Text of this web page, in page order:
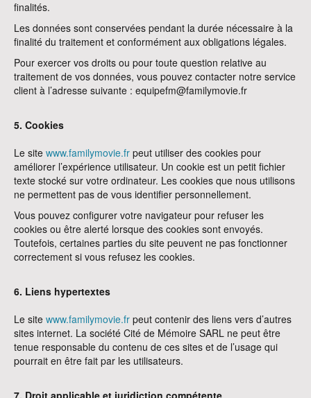
finalités.
Les données sont conservées pendant la durée nécessaire à la
finalité du traitement et conformément aux obligations légales.
Pour exercer vos droits ou pour toute question relative au
traitement de vos données, vous pouvez contacter notre service
client à l’adresse suivante : equipefm@familymovie.fr
5. Cookies
Le site www.familymovie.fr peut utiliser des cookies pour
améliorer l’expérience utilisateur. Un cookie est un petit fichier
texte stocké sur votre ordinateur. Les cookies que nous utilisons
ne permettent pas de vous identifier personnellement.
Vous pouvez configurer votre navigateur pour refuser les
cookies ou être alerté lorsque des cookies sont envoyés.
Toutefois, certaines parties du site peuvent ne pas fonctionner
correctement si vous refusez les cookies.
6. Liens hypertextes
Le site www.familymovie.fr peut contenir des liens vers d’autres
sites internet. La société Cité de Mémoire SARL ne peut être
tenue responsable du contenu de ces sites et de l’usage qui
pourrait en être fait par les utilisateurs.
7. Droit applicable et juridiction compétente